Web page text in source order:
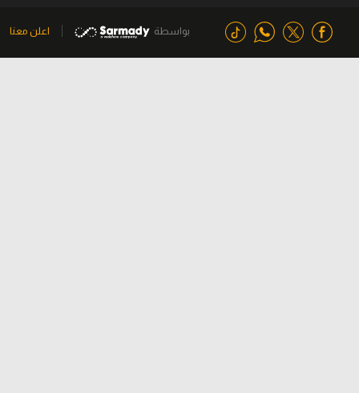
بواسطة اعلن معنا